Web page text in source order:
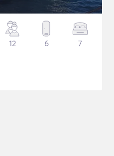
12 6 7